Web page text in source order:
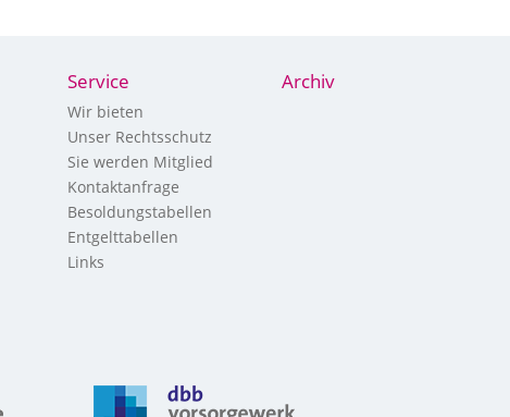
Service
Wir bieten
Unser Rechtsschutz
Sie werden Mitglied
Kontaktanfrage
Besoldungstabellen
Entgelttabellen
Links
Archiv